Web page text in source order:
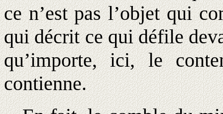
ce n’est pas l’objet qui
qui décrit ce qui défile
qu’importe, ici, le
contienne.